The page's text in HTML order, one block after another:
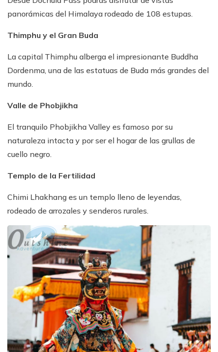
panorámicas del Himalaya rodeado de 108 estupas.
Thimphu y el Gran Buda
La capital Thimphu alberga el impresionante Buddha
Dordenma, una de las estatuas de Buda más grandes del
mundo.
Valle de Phobjikha
El tranquilo Phobjikha Valley es famoso por su
naturaleza intacta y por ser el hogar de las grullas de
cuello negro.
Templo de la Fertilidad
Chimi Lhakhang es un templo lleno de leyendas,
rodeado de arrozales y senderos rurales.